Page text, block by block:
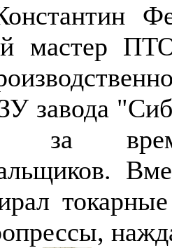
мастер
завода
за